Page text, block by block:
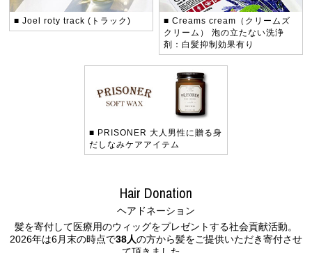
■ Joel roty track (トラック)
■ Creams cream（クリームズ
クリーム）
泡の立たない洗浄
剤：白髪抑制効果有り
■ PRISONER 大人男性に贈る身
だしなみケアアイテム
Hair Donation
ヘアドネーション
髪を寄付して医療用のウィッグをプレゼントする社会貢献活動。
2026年は6月末の時点で38人の方から髪をご提供いただき寄付させ